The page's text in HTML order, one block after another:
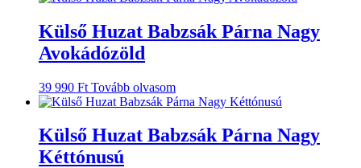
Külső Huzat Babzsák Párna Nagy
Avokádózöld
39 990 Ft Tovább olvasom
Külső Huzat Babzsák Párna Nagy
Kéttónusú